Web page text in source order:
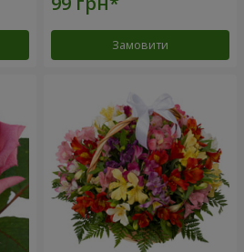
Замовити